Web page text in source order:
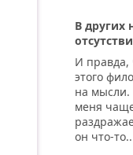
В других
И правда,
этого
на мысли.
меня
он что-